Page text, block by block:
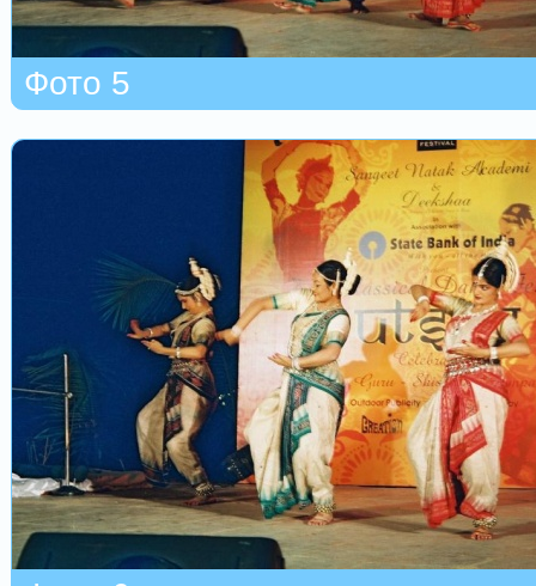
Фото 5